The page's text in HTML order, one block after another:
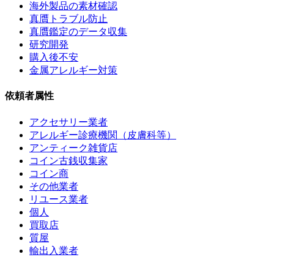
海外製品の素材確認
真贋トラブル防止
真贋鑑定のデータ収集
研究開発
購入後不安
金属アレルギー対策
依頼者属性
アクセサリー業者
アレルギー診療機関（皮膚科等）
アンティーク雑貨店
コイン古銭収集家
コイン商
その他業者
リユース業者
個人
買取店
質屋
輸出入業者